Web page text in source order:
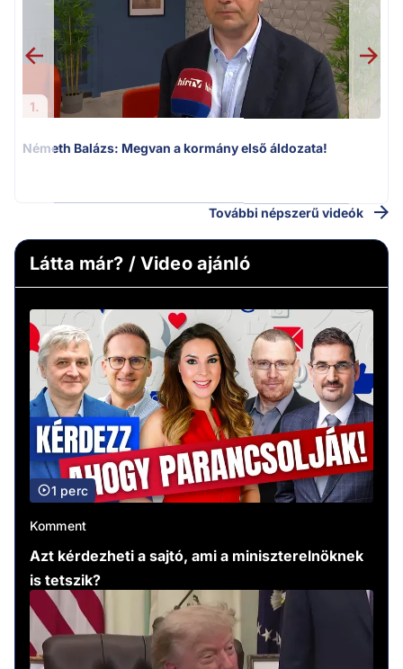
1.
Németh Balázs: Megvan a kormány első áldozata!
További népszerű videók
Látta már? / Video ajánló
1 perc
Komment
Azt kérdezheti a sajtó, ami a miniszterelnöknek
is tetszik?